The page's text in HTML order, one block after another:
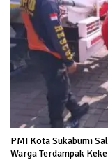
PMI Kota Sukabumi
Warga Terdampak